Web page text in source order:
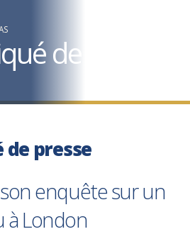
de presse
presse
enquête sur un
à London